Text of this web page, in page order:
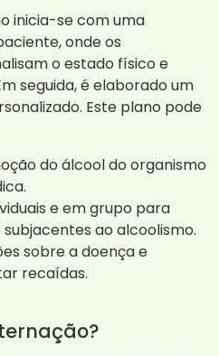
inicia-se com uma
onde os
o estado físico e
seguida, é elaborado um
Este plano pode
do álcool do organismo
e em grupo para
ao alcoolismo.
sobre a doença e
recaídas.